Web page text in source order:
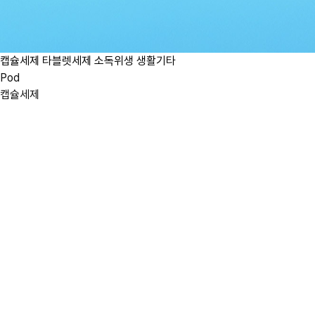
캡슐세제 타블렛세제 소독위생 생활기타
Pod
캡슐세제